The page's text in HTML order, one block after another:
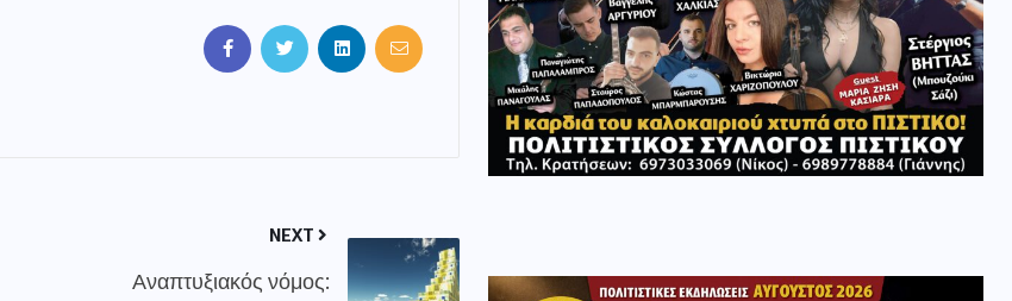
NEXT
Αναπτυξιακός νόμος: